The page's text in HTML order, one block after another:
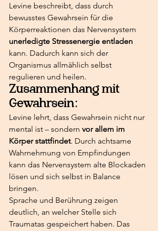
Levine beschreibt, dass durch
bewusstes Gewahrsein für die
Körperreaktionen das Nervensystem
unerledigte Stressenergie entladen
kann. Dadurch kann sich der
Organismus allmählich selbst
regulieren und heilen.
Zusammenhang mit
Gewahrsein:
Levine lehrt, dass Gewahrsein nicht nur
mental ist – sondern vor allem im
Körper stattfindet. Durch achtsame
Wahrnehmung von Empfindungen
kann das Nervensystem alte Blockaden
lösen und sich selbst in Balance
bringen.
Sprache und Berührung zeigen
deutlich, an welcher Stelle sich
Traumatas gespeichert haben. Das